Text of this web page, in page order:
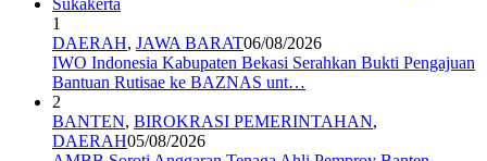
1
DAERAH, JAWA BARAT06/08/2026
IWO Indonesia Kabupaten Bekasi Serahkan Bukti Pengajuan
Bantuan Rutisae ke BAZNAS unt…
2
BANTEN, BIROKRASI PEMERINTAHAN,
DAERAH05/08/2026